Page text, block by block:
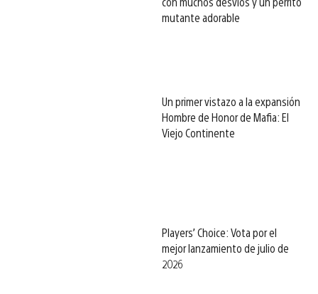
mutante adorable
Un primer vistazo a la expansión
Hombre de Honor de Mafia: El
Viejo Continente
Players’ Choice: Vota por el
mejor lanzamiento de julio de
2026